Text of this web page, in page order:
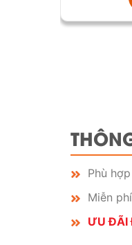
Phù
Miễn
ƯU ĐÃI